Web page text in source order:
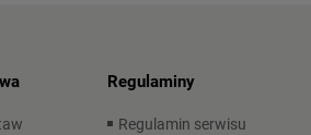
Regulaminy
Regulamin serwisu